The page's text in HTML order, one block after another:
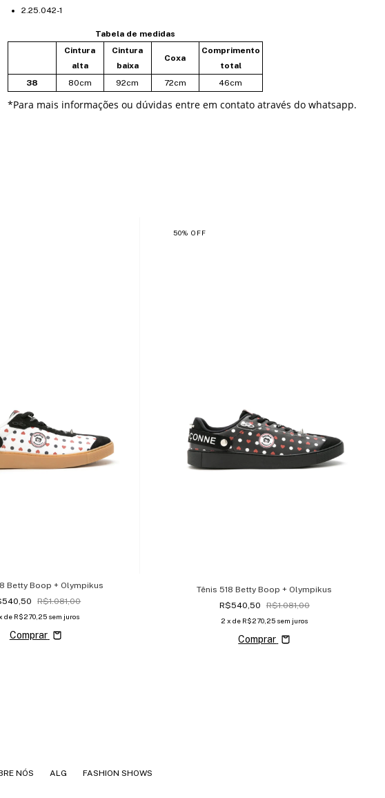
2.25.042-1
Tabela de medidas
Cintura
alta
Cintura
baixa
Coxa
Comprimento
total
38
80cm 92cm 72cm 46cm
*Para mais informações ou dúvidas entre em contato através do whatsapp.
Betty Boop + Olympikus
R$1.081,00
de R$270,25 sem juros
Comprar
50% OFF
Tênis 518 Betty Boop + Olympikus
R$540,50
R$1.081,00
2 x de R$270,25 sem juros
Comprar
NÓS ALG FASHION SHOWS